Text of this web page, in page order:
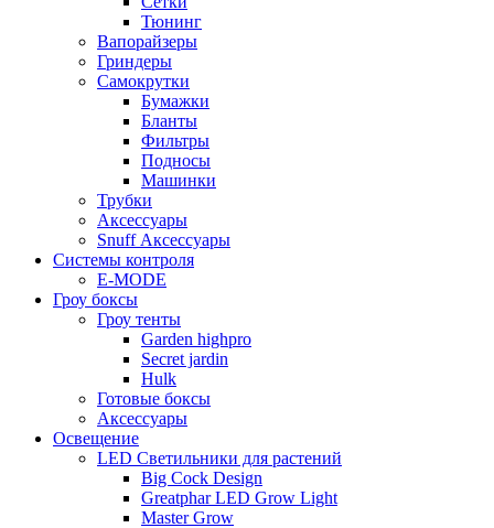
Тюнинг
Вапорайзеры
Гриндеры
Самокрутки
Бумажки
Бланты
Фильтры
Подносы
Машинки
Трубки
Аксессуары
Snuff Аксессуары
Системы контроля
E-MODE
Гроу боксы
Гроу тенты
Garden highpro
Secret jardin
Hulk
Готовые боксы
Аксессуары
Освещение
LED Светильники для растений
Big Cock Design
Greatphar LED Grow Light
Master Grow